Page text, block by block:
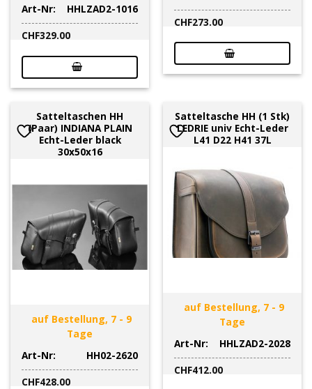
Art-Nr:
HHLZAD2-1016
CHF329.00
CHF273.00
Satteltaschen HH
(Paar) INDIANA PLAIN
Echt-Leder black
30x50x16
auf Bestellung, 7 - 9
Tage
Art-Nr:
HH02-2620
CHF428.00
Satteltasche HH (1 Stk)
LEDRIE univ Echt-Leder
L41 D22 H41 37L
auf Bestellung, 7 - 9
Tage
Art-Nr:
HHLZAD2-2028
CHF412.00